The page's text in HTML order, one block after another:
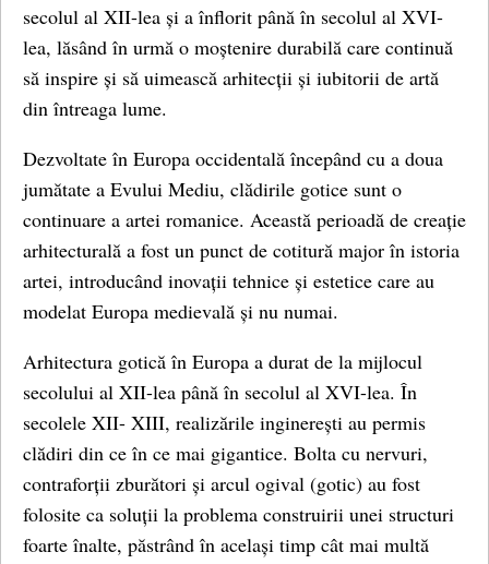
secolul al XII-lea și a înflorit până în secolul al XVI-
lea, lăsând în urmă o moștenire durabilă care continuă
să inspire și să uimească arhitecții și iubitorii de artă
din întreaga lume.
Dezvoltate în Europa occidentală începând cu a doua
jumătate a Evului Mediu, clădirile gotice sunt o
continuare a artei romanice. Această perioadă de creație
arhitecturală a fost un punct de cotitură major în istoria
artei, introducând inovații tehnice și estetice care au
modelat Europa medievală și nu numai.
Arhitectura gotică în Europa a durat de la mijlocul
secolului al XII-lea până în secolul al XVI-lea. În
secolele XII- XIII, realizările inginerești au permis
clădiri din ce în ce mai gigantice. Bolta cu nervuri,
contraforții zburători și arcul ogival (gotic) au fost
folosite ca soluții la problema construirii unei structuri
foarte înalte, păstrând în același timp cât mai multă